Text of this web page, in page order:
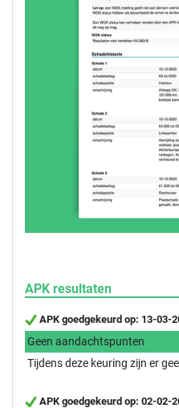
APK resultaten
APK goedgekeurd op: 13-03-
Geen aandachtspunten
Tijdens deze keuring zijn er
APK goedgekeurd op: 02-02-